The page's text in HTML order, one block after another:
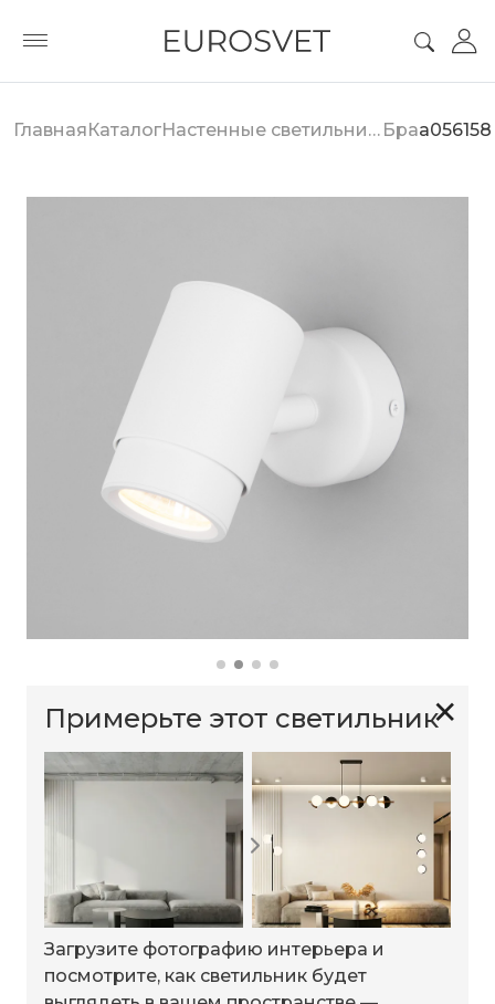
ГлавнаяКаталог Настенные светильники Браa056158
✕
Примерьте этот светильник
Загрузите фотографию интерьера и
посмотрите, как светильник будет